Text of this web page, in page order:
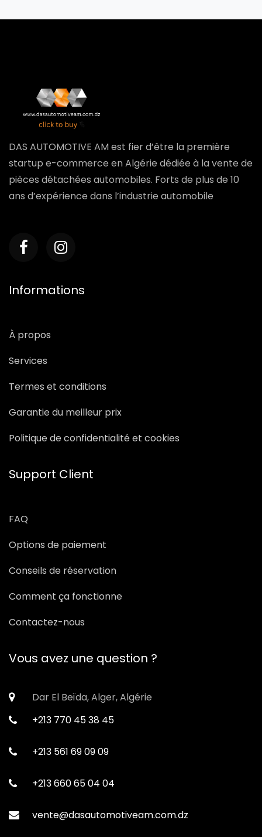
DAS AUTOMOTIVE AM est fier d’être la première
startup e-commerce en Algérie dédiée à la vente de
pièces détachées automobiles. Forts de plus de 10
ans d’expérience dans l’industrie automobile
Informations
À propos
Services
Termes et conditions
Garantie du meilleur prix
Politique de confidentialité et cookies
Support Client
FAQ
Options de paiement
Conseils de réservation
Comment ça fonctionne
Contactez-nous
Vous avez une question ?
Dar El Beïda, Alger, Algérie
+213 770 45 38 45
+213 561 69 09 09
+213 660 65 04 04
vente@dasautomotiveam.com.dz